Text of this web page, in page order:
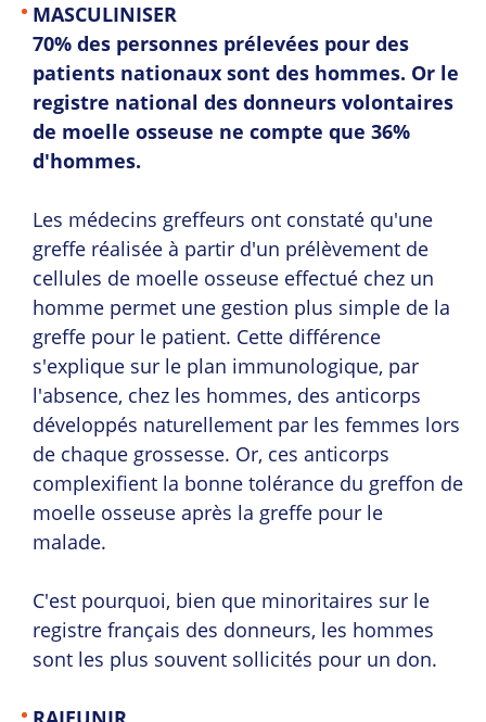
MASCULINISER
70% des personnes prélevées pour des
patients nationaux sont des hommes. Or le
registre national des donneurs volontaires
de moelle osseuse ne compte que 36%
d'hommes.
Les médecins greffeurs ont constaté qu'une
greffe réalisée à partir d'un prélèvement de
cellules de moelle osseuse effectué chez un
homme permet une gestion plus simple de la
greffe pour le patient. Cette différence
s'explique sur le plan immunologique, par
l'absence, chez les hommes, des anticorps
développés naturellement par les femmes lors
de chaque grossesse. Or, ces anticorps
complexifient la bonne tolérance du greffon de
moelle osseuse après la greffe pour le
malade.
C'est pourquoi, bien que minoritaires sur le
registre français des donneurs, les hommes
sont les plus souvent sollicités pour un don.